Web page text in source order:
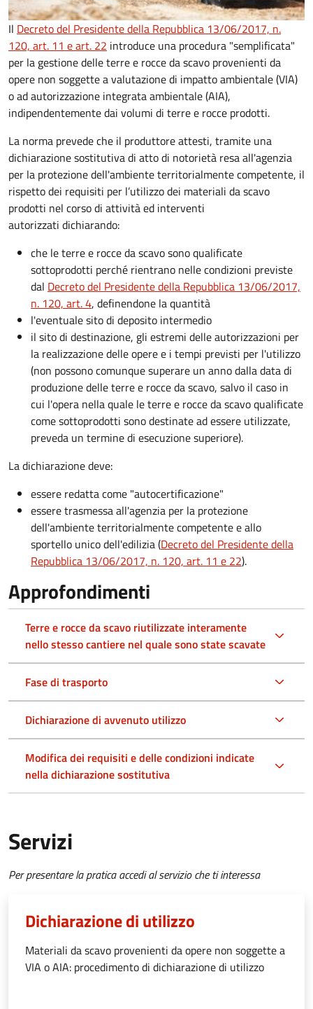
Il Decreto del Presidente della Repubblica 13/06/2017, n.
120, art. 11 e art. 22 introduce una procedura "semplificata"
per la gestione delle terre e rocce da scavo provenienti da
opere non soggette a valutazione di impatto ambientale (VIA)
o ad autorizzazione integrata ambientale (AIA),
indipendentemente dai volumi di terre e rocce prodotti.
La norma prevede che il produttore attesti, tramite una
dichiarazione sostitutiva di atto di notorietà resa all'agenzia
per la protezione dell'ambiente territorialmente competente, il
rispetto dei requisiti per l’utilizzo dei materiali da scavo
prodotti nel corso di attività ed interventi
autorizzati dichiarando:
che le terre e rocce da scavo sono qualificate
sottoprodotti perché rientrano nelle condizioni previste
dal Decreto del Presidente della Repubblica 13/06/2017,
n. 120, art. 4, definendone la quantità
l'eventuale sito di deposito intermedio
il sito di destinazione, gli estremi delle autorizzazioni per
la realizzazione delle opere e i tempi previsti per l'utilizzo
(non possono comunque superare un anno dalla data di
produzione delle terre e rocce da scavo, salvo il caso in
cui l'opera nella quale le terre e rocce da scavo qualificate
come sottoprodotti sono destinate ad essere utilizzate,
preveda un termine di esecuzione superiore).
La dichiarazione deve:
essere redatta come "autocertificazione"
essere trasmessa all'agenzia per la protezione
dell'ambiente territorialmente competente e allo
sportello unico dell'edilizia (Decreto del Presidente della
Repubblica 13/06/2017, n. 120, art. 11 e 22).
Approfondimenti
Terre e rocce da scavo riutilizzate interamente
nello stesso cantiere nel quale sono state scavate
Fase di trasporto
Dichiarazione di avvenuto utilizzo
Modifica dei requisiti e delle condizioni indicate
nella dichiarazione sostitutiva
Servizi
Per presentare la pratica accedi al servizio che ti interessa
Dichiarazione di utilizzo
Materiali da scavo provenienti da opere non soggette a
VIA o AIA: procedimento di dichiarazione di utilizzo